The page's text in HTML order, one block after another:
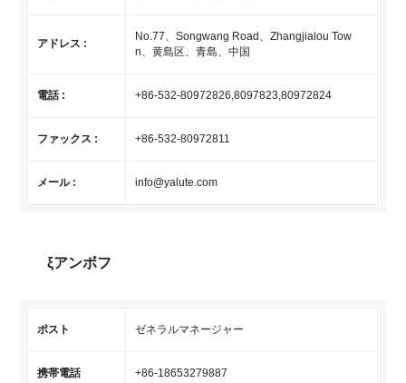
アドレス :
No.77、Songwang Road、Zhangjialou Tow
n、黄島区、青島、中国
電話 : +86-532-80972826,8097823,80972824
ファックス : +86-532-80972811
メール : info@yalute.com
ξアンボフ
ポスト ゼネラルマネージャー
携帯電話 +86-18653279887